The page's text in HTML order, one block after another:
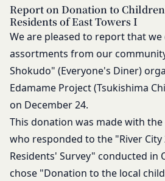
Report on Donation to
Residents of East Towers I
We are pleased to report that
assortments from our
Shokudo" (Everyone's Diner)
Edamame Project (Tsukishima
on December 24.
This donation was made with
who responded to the "River City
Residents' Survey" conducted in
chose "Donation to the local
お客様が、当社のサービスを利
に提供した情報および当社のサ
る第三者サービス提供者を通じ
当社は取得・保管することがあ
ービスご利用状況、他の利用者
報も取得することがあります。
外部サービスとの連携により取
外部サービスでお客様が利用す
外部サービスのプライバシー設
携先に開示を認めた情報を取得
す。
取得した個人情報等の利用目的
各会員が保有する、本サービス
の総体をいいます。
「パスワード」
登録情報と組み合わせて、会員
別するために用いられる符号を
「提携パートナー」
当社との間で締結する契約に基
提携するサービス（以下「提携
す。
第2条（総則・適用範囲）
本規約は、会員と当社間におい